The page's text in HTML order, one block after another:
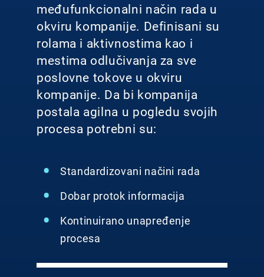
međufunkcionalni način rada u
okviru kompanije. Definisani su
rolama i aktivnostima kao i
mestima odlučivanja za sve
poslovne tokove u okviru
kompanije. Da bi kompanija
postala agilna u pogledu svojih
procesa potrebni su:
Standardizovani načini rada
Dobar protok informacija
Kontinuirano unapređenje
procesa